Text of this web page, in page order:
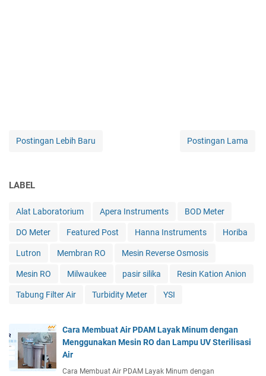
Postingan Lebih Baru Postingan Lama
LABEL
Alat Laboratorium Apera Instruments BOD Meter
DO Meter Featured Post Hanna Instruments Horiba
Lutron Membran RO Mesin Reverse Osmosis
Mesin RO Milwaukee pasir silika Resin Kation Anion
Tabung Filter Air Turbidity Meter YSI
Cara Membuat Air PDAM Layak Minum dengan
Menggunakan Mesin RO dan Lampu UV Sterilisasi
Air
Cara Membuat Air PDAM Layak Minum dengan